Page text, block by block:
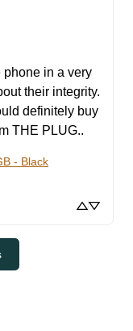
phone in a very
their integrity.
definitely buy
THE PLUG..
- Black